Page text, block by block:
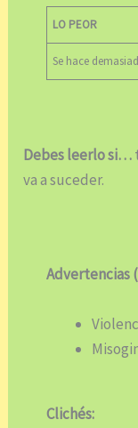
LO PEOR
Se hace
Debes leerlo si…
va a suceder.
Advertencias (
Clichés: